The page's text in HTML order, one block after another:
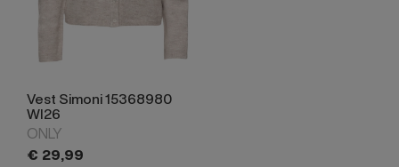
Vest Simoni 15368980
WI26
ONLY
€ 29,99